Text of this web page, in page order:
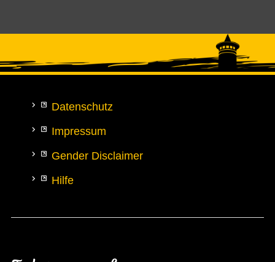
Datenschutz
Impressum
Gender Disclaimer
Hilfe